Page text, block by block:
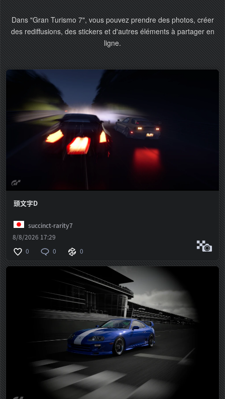
Dans "Gran Turismo 7", vous pouvez prendre des photos, créer
des rediffusions, des stickers et d'autres éléments à partager en
ligne.
頭文字D
succinct-rarity7
8/8/2026 17:29
0
0 0